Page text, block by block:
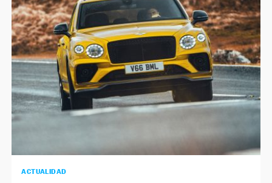
NEWSLETTER
SÍGUENOS
ACTUALIDAD